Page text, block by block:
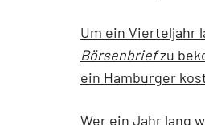
Um ein Vierteljahr
Börsenbriefzu
ein Hamburger
Wer ein Jahr lang